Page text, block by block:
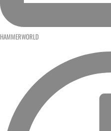
HAMMERWORLD